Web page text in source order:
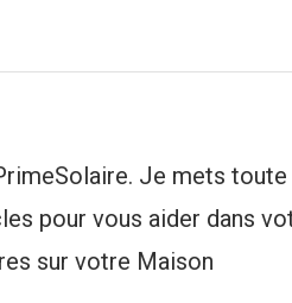
Je mets
pour vous aider dans
sur votre Maison